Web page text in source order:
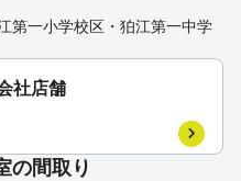
第一小学校区・狛江第一中学
社店舗
の間取り